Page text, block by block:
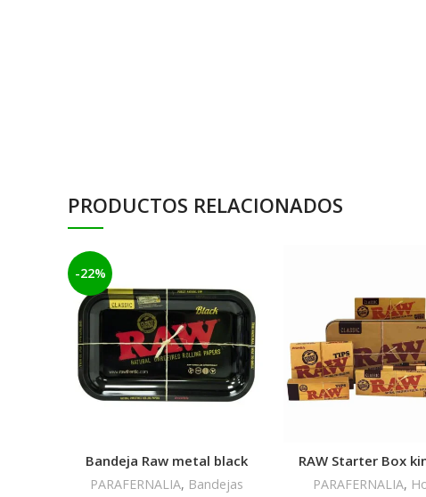
PRODUCTOS RELACIONADOS
-22%
Bandeja Raw metal black
PARAFERNALIA, Bandejas
RAW Starter Box
PARAFERNALIA,